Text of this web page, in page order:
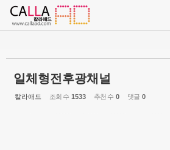
일체형전후광채널
칼라애드 조회 수 1533 추천 수 0 댓글 0